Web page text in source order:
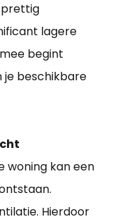
prettig
lagere
begint
je beschikbare
woning kan een
Hierdoor